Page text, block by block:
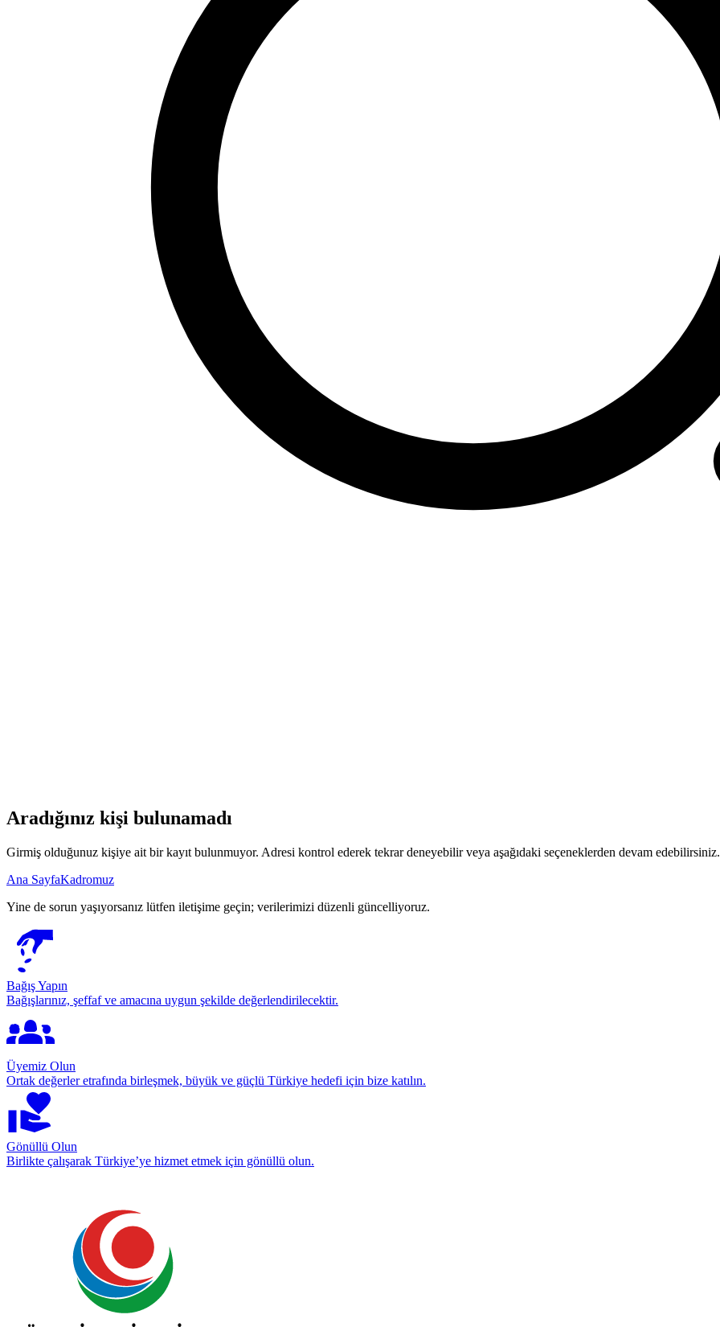
Aradığınız kişi bulunamadı
Girmiş olduğunuz kişiye ait bir kayıt bulunmuyor. Adresi kontrol ederek tekrar deneyebilir veya aşağıdaki seçeneklerden devam edebilirsiniz.
Ana SayfaKadromuz
Yine de sorun yaşıyorsanız lütfen iletişime geçin; verilerimizi düzenli güncelliyoruz.
Bağış Yapın
Bağışlarınız, şeffaf ve amacına uygun şekilde değerlendirilecektir.
Üyemiz Olun
Ortak değerler etrafında birleşmek, büyük ve güçlü Türkiye hedefi için bize katılın.
Gönüllü Olun
Birlikte çalışarak Türkiye’ye hizmet etmek için gönüllü olun.